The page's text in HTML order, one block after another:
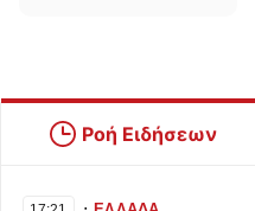
Ροή Ειδήσεων